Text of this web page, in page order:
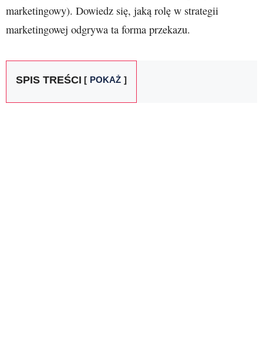
marketingowy). Dowiedz się, jaką rolę w strategii
marketingowej odgrywa ta forma przekazu.
SPIS TREŚCI POKAŻ